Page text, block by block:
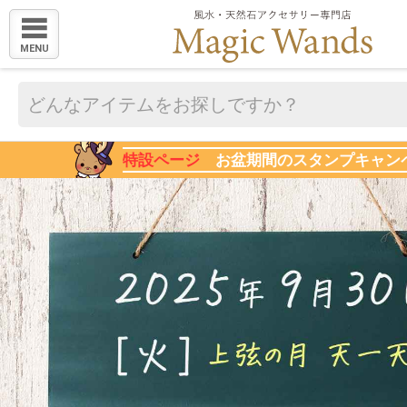
MENU
特設ページ お盆期間のスタンプキャン